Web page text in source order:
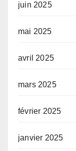
juin 2025
mai 2025
avril 2025
mars 2025
février 2025
janvier 2025